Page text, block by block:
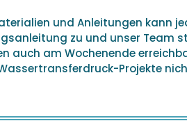
und Anleitungen kann
zu und unser Team
auch am Wochenende
Projekte